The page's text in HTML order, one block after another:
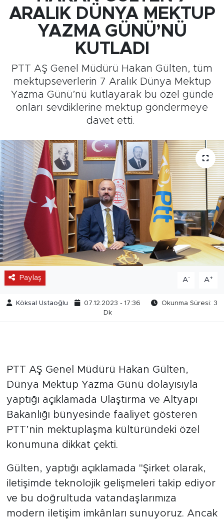
ARALIK DÜNYA MEKTUP
YAZMA GÜNÜ’NÜ
KUTLADI
PTT AŞ Genel Müdürü Hakan Gülten, tüm
mektupseverlerin 7 Aralık Dünya Mektup
Yazma Günü’nü kutlayarak bu özel günde
onları sevdiklerine mektup göndermeye
davet etti.
Paylaş A- A+
Köksal Ustaoğlu 07.12.2023 - 17:36
Okunma Süresi: 3
Dk
PTT AŞ Genel Müdürü Hakan Gülten,
Dünya Mektup Yazma Günü dolayısıyla
yaptığı açıklamada Ulaştırma ve Altyapı
Bakanlığı bünyesinde faaliyet gösteren
PTT’nin mektuplaşma kültüründeki özel
konumuna dikkat çekti.
Gülten, yaptığı açıklamada "Şirket olarak,
iletişimde teknolojik gelişmeleri takip ediyor
ve bu doğrultuda vatandaşlarımıza
modern iletişim imkânları sunuyoruz. Ancak
Medya
Siyaset
Teknoloji
GURBETTEN SILAYA
Foto Galeri
Köşe Yazarları
Manşet
Ulusal Son Dakika Haberleri